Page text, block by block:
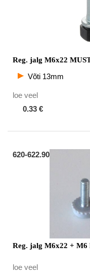
Reg. jalg M6x22
Võti 13mm
loe veel
0.33 €
620-622.90
Reg. jalg M6x22 +
loe veel